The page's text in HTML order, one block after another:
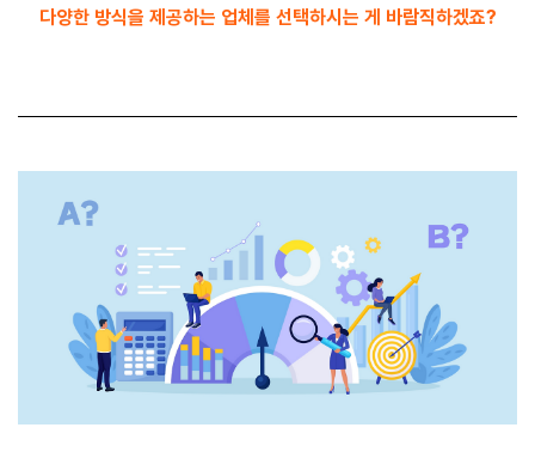
다양한 방식을 제공하는 업체를 선택하시는 게 바람직하겠죠?